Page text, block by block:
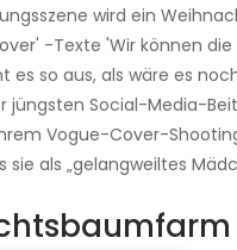
wird ein
-Texte 'Wir können
so aus, als wäre es
jüngsten Social-Media-
Vogue-Cover-
als „gelangweiltes